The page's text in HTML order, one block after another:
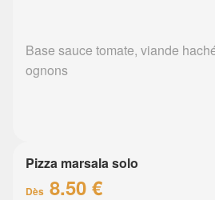
Base sauce tomate, viande
ognons
Pizza marsala solo
Dès 8.50 €